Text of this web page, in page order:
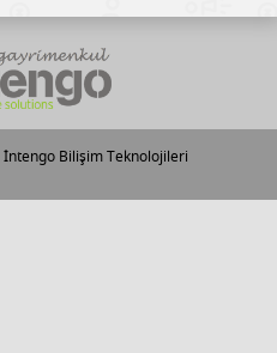
İntengo Bilişim Teknolojileri